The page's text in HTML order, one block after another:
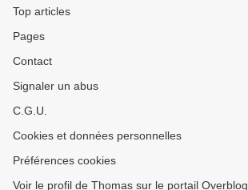
Top articles
Pages
Contact
Signaler un abus
C.G.U.
Cookies et données personnelles
Préférences cookies
Voir le profil de Thomas sur le portail Overblog